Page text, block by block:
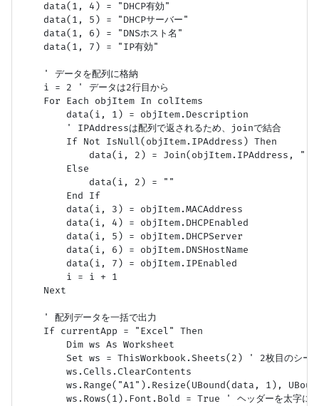
    data(1, 4) = "DHCP有効"
    data(1, 5) = "DHCPサーバー"
    data(1, 6) = "DNSホスト名"
    data(1, 7) = "IP有効"
    ' データを配列に格納
    i = 2 ' データは2行目から
    For Each objItem In colItems
        data(i, 1) = objItem.Description
        ' IPAddressは配列で返されるため、joinで結合
        If Not IsNull(objItem.IPAddress) Then
data(i, 2) = Join(objItem.IPAddress, ",
        Else
            data(i, 2) = ""
        End If
        data(i, 3) = objItem.MACAddress
        data(i, 4) = objItem.DHCPEnabled
        data(i, 5) = objItem.DHCPServer
        data(i, 6) = objItem.DNSHostName
        data(i, 7) = objItem.IPEnabled
        i = i + 1
    Next
    ' 配列データを一括で出力
    If currentApp = "Excel" Then
        Dim ws As Worksheet
Set ws = ThisWorkbook.Sheets(2) ' 2枚目のシート
        ws.Cells.ClearContents
ws.Range("A1").Resize(UBound(data, 1),
        ws.Rows(1).Font.Bold = True ' ヘッダーを太字に